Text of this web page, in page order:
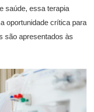
saúde, essa terapia
oportunidade crítica para
são apresentados às